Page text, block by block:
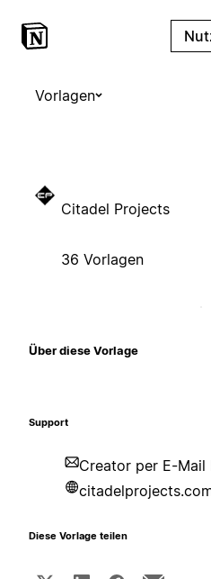
Vorlagen
Citadel Projects
36 Vorlagen
Über diese Vorlage
Support
Creator per E-
Diese Vorlage teilen